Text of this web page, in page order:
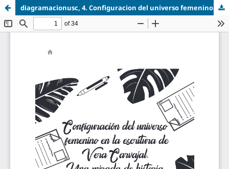
diagramacionusc, 4. Configuracion del universo femenino en la escritura de Vera Carvajal. Una mirada de historia cultural en las voces valle.pdf